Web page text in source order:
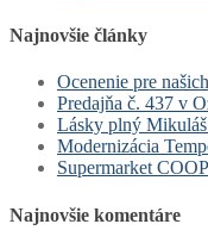
Najnovšie články
Ocenenie pre
Predajňa č. 437 v
Lásky plný
Modernizácia
Supermarket
Najnovšie komentáre